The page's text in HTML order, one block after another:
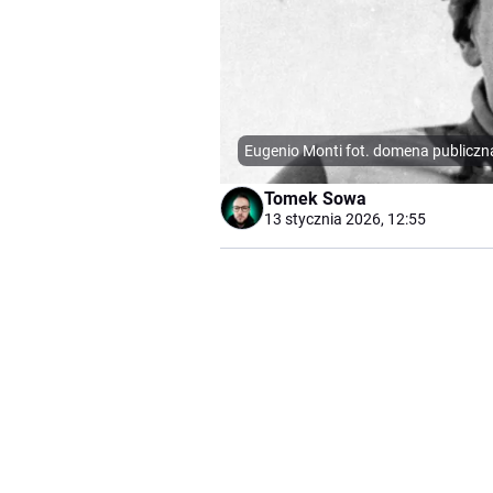
Eugenio Monti fot. domena
Tomek Sowa
13 stycznia 2026, 12:55